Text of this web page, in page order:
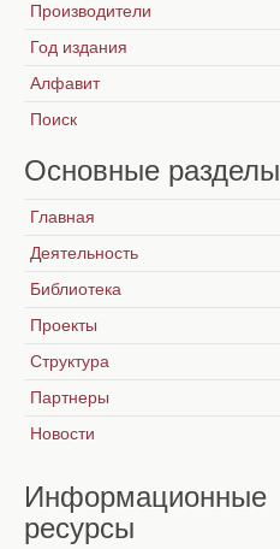
Производители
Год издания
Алфавит
Поиск
Основные разделы
Главная
Деятельность
Библиотека
Проекты
Структура
Партнеры
Новости
Информационные
ресурсы